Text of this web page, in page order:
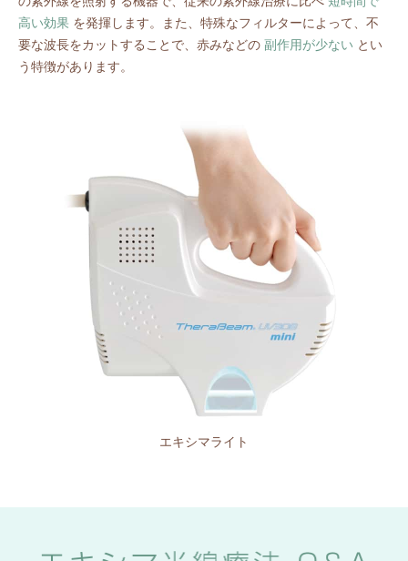
高い効果 を発揮します。また、特殊なフィルターによって、不
要な波長をカットすることで、赤みなどの 副作用が少ない とい
う特徴があります。
エキシマライト